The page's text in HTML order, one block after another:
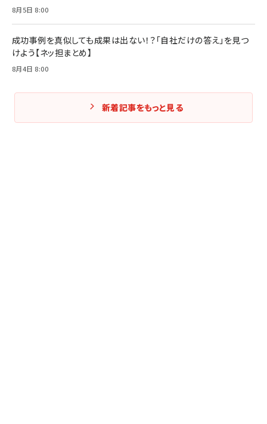
8月5日 8:00
成功事例を真似しても成果は出ない！？「自社だけの答え」を見つ
けよう【ネッ担まとめ】
8月4日 8:00
新着記事をもっと見る